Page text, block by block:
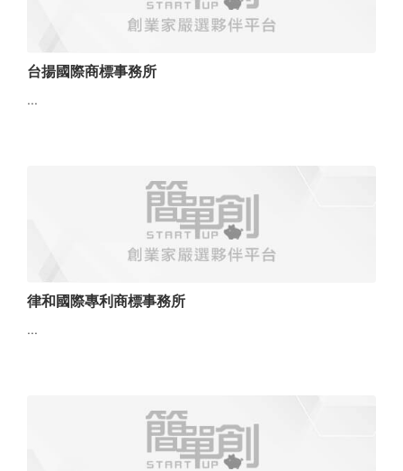
台揚國際商標事務所
...
律和國際專利商標事務所
...